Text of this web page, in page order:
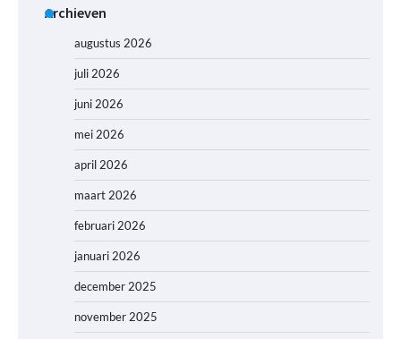
Archieven
augustus 2026
juli 2026
juni 2026
mei 2026
april 2026
maart 2026
februari 2026
januari 2026
december 2025
november 2025